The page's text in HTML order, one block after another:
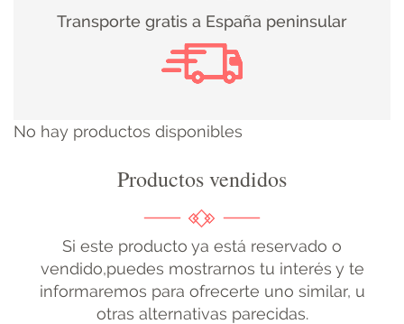
RECUPERADO
Transporte gratis a España peninsular
No hay productos disponibles
Productos vendidos
Si este producto ya está reservado o
vendido,puedes mostrarnos tu interés y te
informaremos para ofrecerte uno similar, u
otras alternativas parecidas.